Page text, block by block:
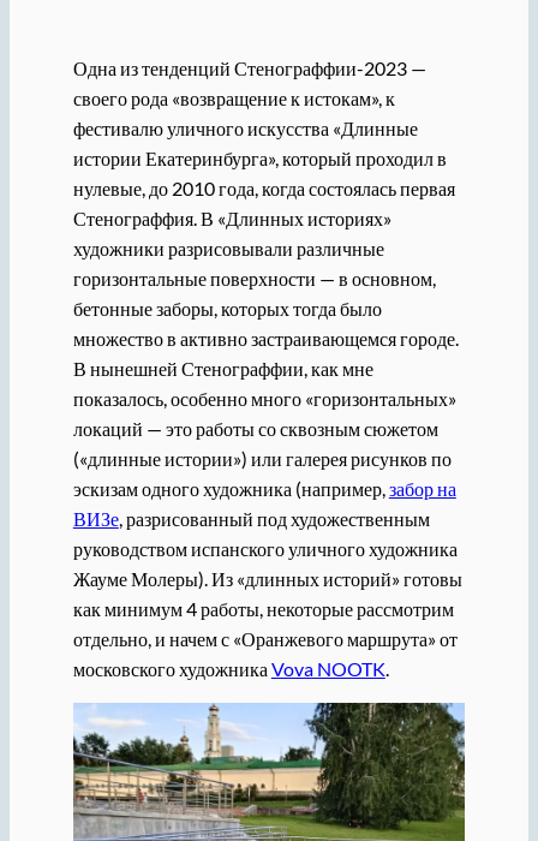
Одна из тенденций Стенограффии-2023 —
своего рода «возвращение к истокам», к
фестивалю уличного искусства «Длинные
истории Екатеринбурга», который проходил в
нулевые, до 2010 года, когда состоялась первая
Стенограффия. В «Длинных историях»
художники разрисовывали различные
горизонтальные поверхности — в основном,
бетонные заборы, которых тогда было
множество в активно застраивающемся городе.
В нынешней Стенограффии, как мне
показалось, особенно много «горизонтальных»
локаций — это работы со сквозным сюжетом
(«длинные истории») или галерея рисунков по
эскизам одного художника (например, забор на
ВИЗе, разрисованный под художественным
руководством испанского уличного художника
Жауме Молеры). Из «длинных историй» готовы
как минимум 4 работы, некоторые рассмотрим
отдельно, и начем с «Оранжевого маршрута» от
московского художника Vova NOOTK